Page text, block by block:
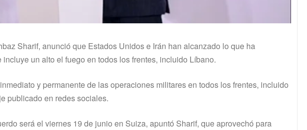
Sharif, anunció que Estados Unidos e Irán han alcanzado lo que ha
un alto el fuego en todos los frentes, incluido Líbano.
y permanente de las operaciones militares en todos los frentes, incluido
publicado en redes sociales.
será el viernes 19 de junio en Suiza, apuntó Sharif, que aprovechó para